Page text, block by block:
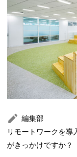
編集部
リモートワークを導
がきっかけですか？